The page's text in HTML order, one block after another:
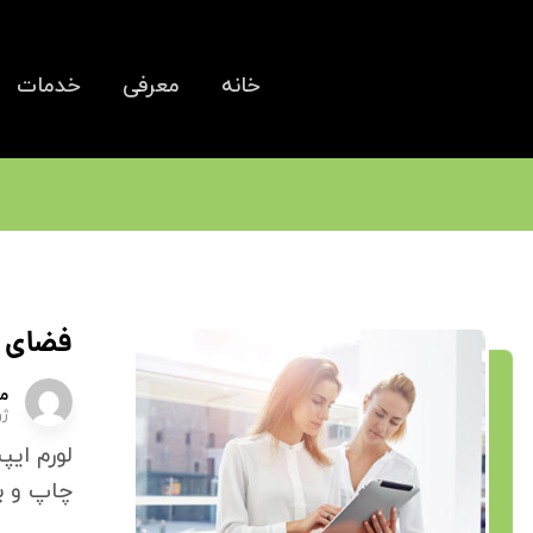
خانه معرفی خدمات
فضای
لورم
چاپ و